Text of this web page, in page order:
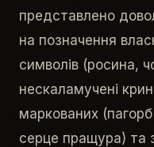
представлено
на позначення
символів (росина,
нескаламучені
маркованих (
серце пращура) та